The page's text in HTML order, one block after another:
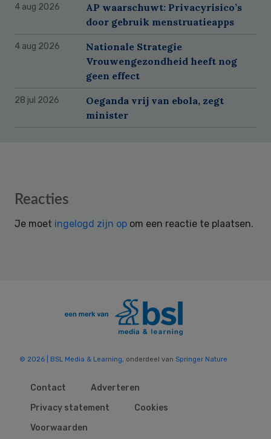
4 aug 2026
AP waarschuwt: Privacyrisico’s
door gebruik menstruatieapps
4 aug 2026
Nationale Strategie
Vrouwengezondheid heeft nog
geen effect
28 jul 2026
Oeganda vrij van ebola, zegt
minister
Reader
Reacties
Je moet ingelogd zijn op om een reactie te plaatsen.
© 2026 | BSL Media & Learning, onderdeel van Springer Nature
Contact
Adverteren
Privacy statement
Cookies
Voorwaarden